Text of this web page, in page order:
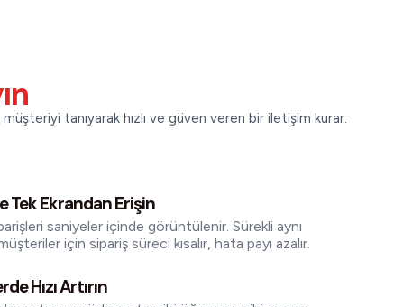
tanıyarak hızlı ve güven veren bir iletişim kurar.
Tek Ekrandan Erişin
saniyeler içinde görüntülenir. Sürekli aynı
için sipariş süreci kısalır, hata payı azalır.
Hızı Artırın